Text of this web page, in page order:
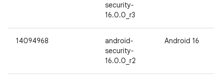
security-
16.0.0_r3
14094968
android-
security-
16.0.0_r2
Android 16